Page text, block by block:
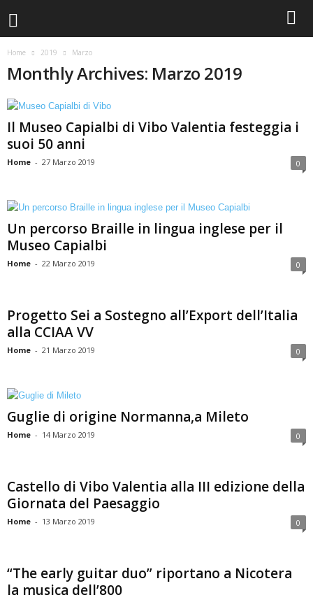
Home 2019 Marzo
Monthly Archives: Marzo 2019
Il Museo Capialbi di Vibo Valentia festeggia i
suoi 50 anni
Home - 27 Marzo 2019 0
Un percorso Braille in lingua inglese per il
Museo Capialbi
Home - 22 Marzo 2019 0
Progetto Sei a Sostegno all’Export dell’Italia
alla CCIAA VV
Home - 21 Marzo 2019 0
Guglie di origine Normanna,a Mileto
Home - 14 Marzo 2019 0
Castello di Vibo Valentia alla III edizione della
Giornata del Paesaggio
Home - 13 Marzo 2019 0
“The early guitar duo” riportano a Nicotera
la musica dell’800